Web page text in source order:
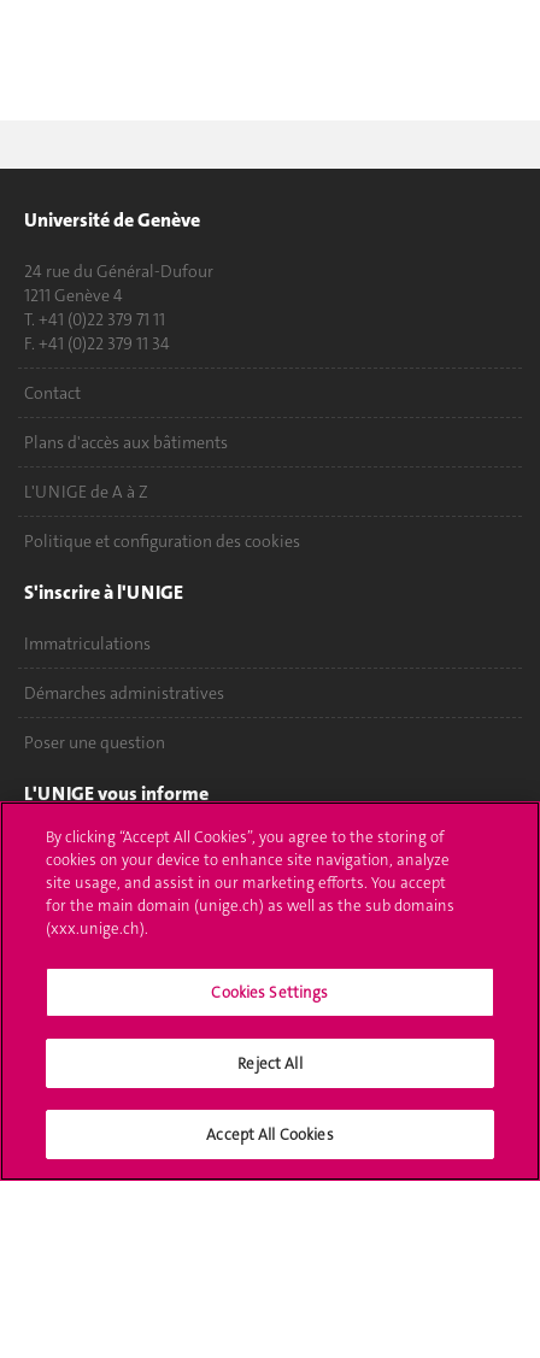
Université de Genève
24 rue du Général-Dufour
1211 Genève 4
T. +41 (0)22 379 71 11
F. +41 (0)22 379 11 34
Contact
Plans d'accès aux bâtiments
L'UNIGE de A à Z
Politique et configuration des cookies
S'inscrire à l'UNIGE
Immatriculations
Démarches administratives
Poser une question
L'UNIGE vous informe
UNIGE Mobile
Médias
Offres d'emploi
Calendrier académique
Médias sociaux UNIGE
By clicking “Accept All Cookies”, you agree to the storing of
cookies on your device to enhance site navigation, analyze
site usage, and assist in our marketing efforts. You accept
for the main domain (unige.ch) as well as the sub domains
(xxx.unige.ch).
Cookies Settings
Reject All
Accept All Cookies